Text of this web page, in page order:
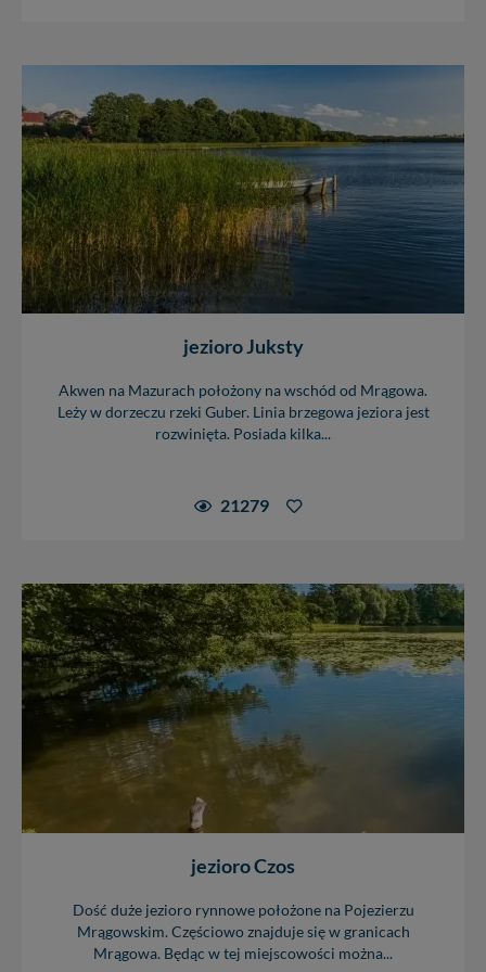
jezioro Juksty
Akwen na Mazurach położony na wschód od Mrągowa.
Leży w dorzeczu rzeki Guber. Linia brzegowa jeziora jest
rozwinięta. Posiada kilka...
21279
jezioro Czos
Dość duże jezioro rynnowe położone na Pojezierzu
Mrągowskim. Częściowo znajduje się w granicach
Mrągowa. Będąc w tej miejscowości można...
w przypadku rezerwacji usług typu: nocleg, czartery,
serwisu wRegulaminie Serwisu.
Administratorem Twoich danych jest: Agencja
Reklamowa Kreacja Monika Borkowska, z siedzibą ul.
Wiejska 17, 11-500 Giżycko. Możesz z nami
skontaktować się za pośrednictwem tejstrony
W każdej chwili możesz: zażądać dostępu do swoich
danych, zażądać ich poprawienia lub usunięcia,
zabronić ich przetwarzania. Pamiętaj jednak, że nie
zawsze jest możliwe techniczne zrealizowanie Twoich
praw w odniesieniu do informacji zawartych w plikach
cookies. Twoja przeglądarka umożliwia Ci skasowanie
tych plików - w pewnych przypadkach nie możemy tego
zrobić za Ciebie.
Dziękujemy, i życzmy miłego odkrywania Mazur na